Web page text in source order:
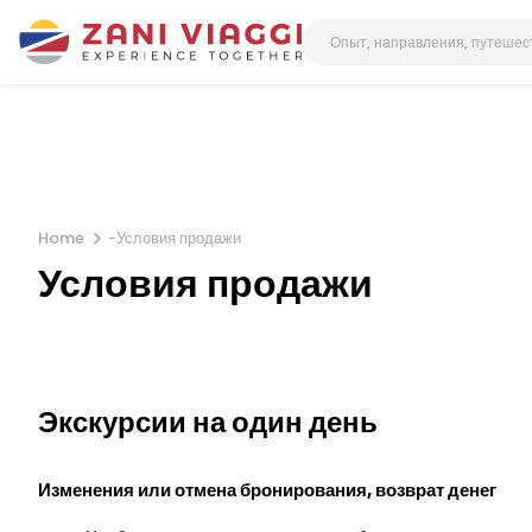
Home -Условия продажи
Условия продажи
Экскурсии на один день
Изменения или отмена бронирования, возврат денег